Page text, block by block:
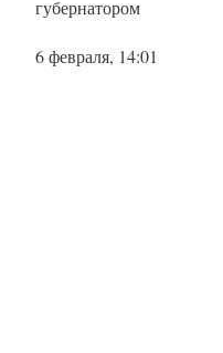
губернатором
6 февраля, 14:01